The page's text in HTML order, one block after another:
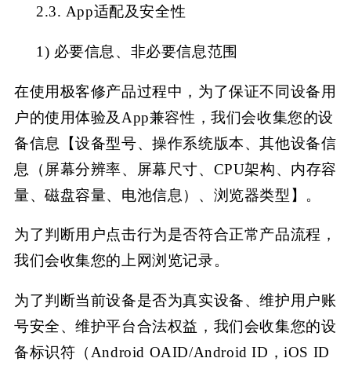
2.3. App适配及安全性
1) 必要信息、非必要信息范围
在使用极客修产品过程中，为了保证不同设备用
户的使用体验及 App兼容性，我们会收集您的设
备信息【设备型号、操作系统版本、其他设备信
息（屏幕分辨率、屏幕尺寸、CPU架构、内存容
量、磁盘容量、电池信息）、浏览器类型】。
为了判断用户点击行为是否符合正常产品流程，
我们会收集您的上网浏览记录。
为了判断当前设备是否为真实设备、维护用户账
号安全、维护平台合法权益，我们会收集您的设
备标识符（Android OAID/Android ID，iOS ID